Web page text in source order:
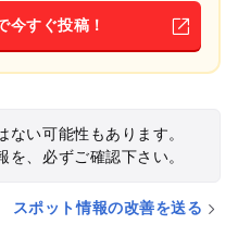
今すぐ投稿！
ない可能性もあります。
を、必ずご確認下さい。
スポット情報の改善を送る